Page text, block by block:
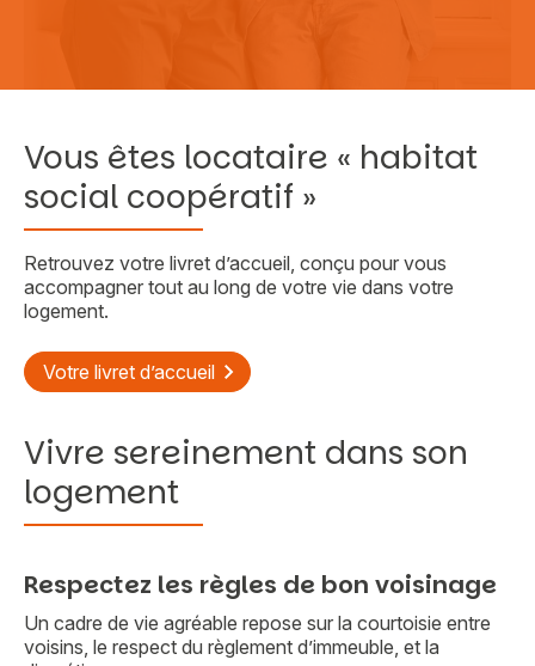
Vous êtes locataire « habitat
social coopératif »
Retrouvez votre livret d’accueil, conçu pour vous
accompagner tout au long de votre vie dans votre
logement.
Votre livret d’accueil
Vivre sereinement dans son
logement
Respectez les règles de bon voisinage
Un cadre de vie agréable repose sur la courtoisie entre
voisins, le respect du règlement d’immeuble, et la